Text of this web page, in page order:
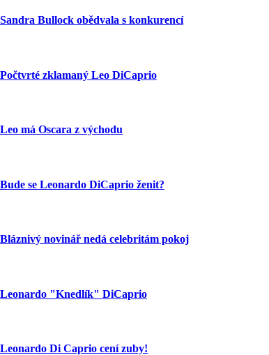
Sandra Bullock obědvala s konkurencí
Počtvrté zklamaný Leo DiCaprio
Leo má Oscara z východu
Bude se Leonardo DiCaprio ženit?
Bláznivý novinář nedá celebritám pokoj
Leonardo "Knedlík" DiCaprio
Leonardo Di Caprio cení zuby!